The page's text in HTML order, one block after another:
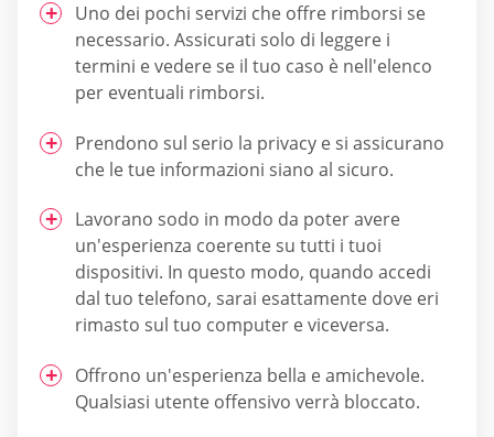
Uno dei pochi servizi che offre rimborsi se
necessario. Assicurati solo di leggere i
termini e vedere se il tuo caso è nell'elenco
per eventuali rimborsi.
Prendono sul serio la privacy e si assicurano
che le tue informazioni siano al sicuro.
Lavorano sodo in modo da poter avere
un'esperienza coerente su tutti i tuoi
dispositivi. In questo modo, quando accedi
dal tuo telefono, sarai esattamente dove eri
rimasto sul tuo computer e viceversa.
Offrono un'esperienza bella e amichevole.
Qualsiasi utente offensivo verrà bloccato.